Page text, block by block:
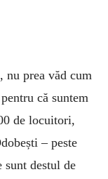
nu prea văd cum
că suntem
de locuitori,
– peste
destul de